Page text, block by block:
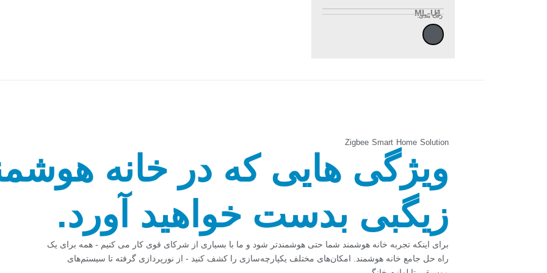
ML-U1
رنگ بندی:
Zigbee Smart Home Solution
ویژگی هایی که در خانه
زیگبی بدست خواهید آورد.
برای اینکه تجربه خانه هوشمند شما حتی هوشمندتر شود و ما با بسیاری از شرکای قوی کار می کنیم - همه برای یک
راه حل جامع خانه هوشمند. امکان‌های مختلف یکپارچه‌سازی را کشف کنید - از نورپردازی گرفته تا سیستم‌های